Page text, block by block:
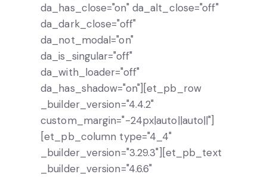
da_has_close="on" da_alt_close="off"
da_dark_close="off"
da_not_modal="on"
da_is_singular="off"
da_with_loader="off"
da_has_shadow="on"][et_pb_row
_builder_version="4.4.2"
custom_margin="-24px|auto||auto||"]
[et_pb_column type="4_4"
_builder_version="3.29.3"][et_pb_text
_builder_version="4.6.6"